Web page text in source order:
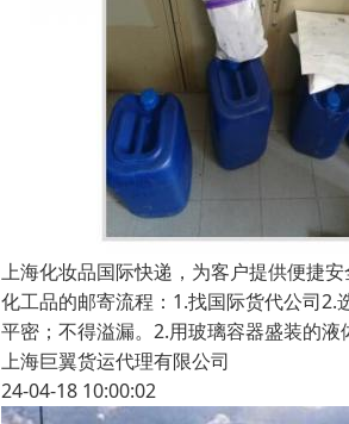
上海化妆品国际快递，为客户提供便捷
化工品的邮寄流程：1.找国际货代公司
平密；不得溢漏。2.用玻璃容器盛装的
上海巨翼货运代理有限公司
24-04-18 10:00:02